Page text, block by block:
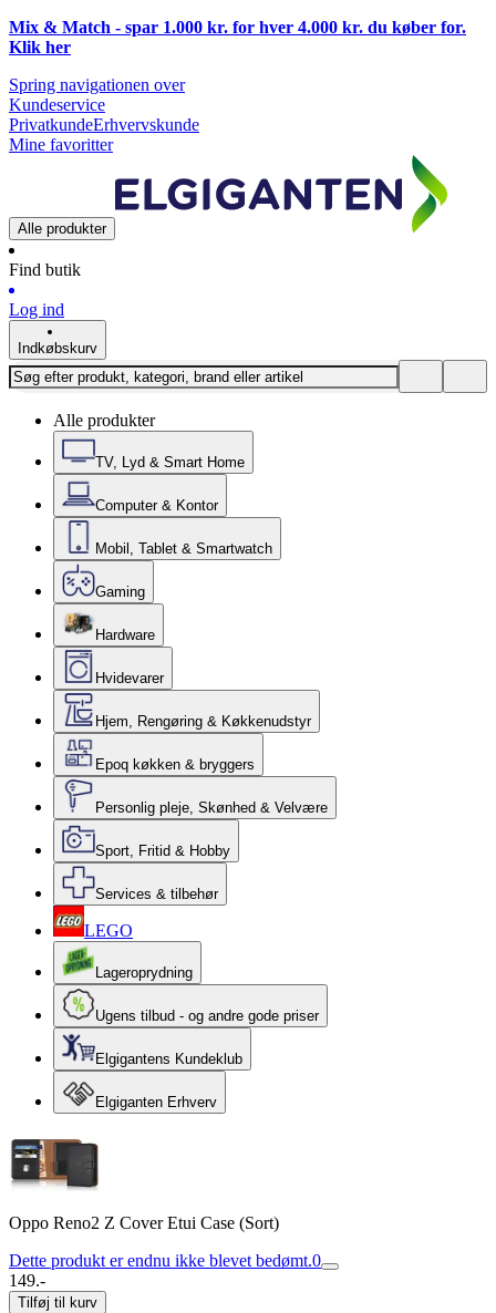
Mix & Match - spar 1.000 kr. for hver 4.000 kr. du køber for.
Klik her
Spring navigationen over
Kundeservice
PrivatkundeErhvervskunde
Mine favoritter
Alle produkter
Find butik
Log ind
Indkøbskurv
Alle produkter
TV, Lyd & Smart Home
Computer & Kontor
Mobil, Tablet & Smartwatch
Gaming
Hardware
Hvidevarer
Hjem, Rengøring & Køkkenudstyr
Epoq køkken & bryggers
Personlig pleje, Skønhed & Velvære
Sport, Fritid & Hobby
Services & tilbehør
LEGO
Lageroprydning
Ugens tilbud - og andre gode priser
Elgigantens Kundeklub
Elgiganten Erhverv
Oppo Reno2 Z Cover Etui Case (Sort)
Dette produkt er endnu ikke blevet bedømt.0
149.-
Tilføj til kurv